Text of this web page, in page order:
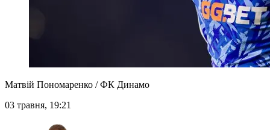
Матвій Пономаренко / ФК Динамо
03 травня, 19:21